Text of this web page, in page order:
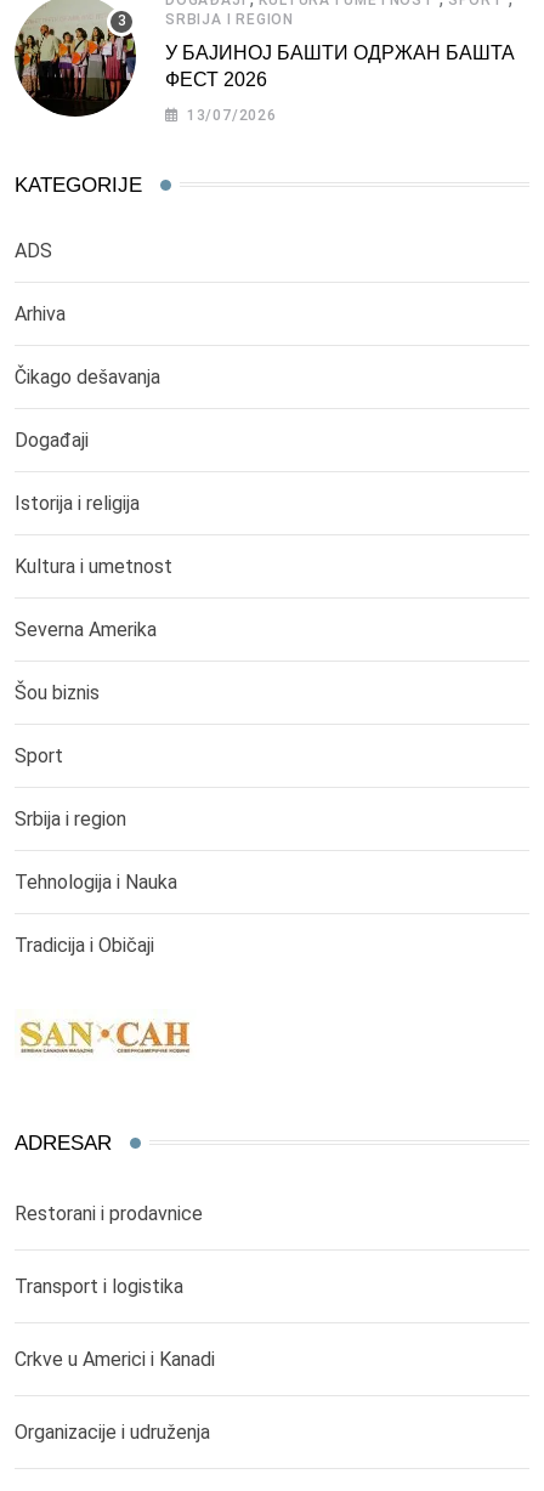
SRBIJA I REGION
У БАЈИНОЈ БАШТИ ОДРЖАН БАШТА
ФЕСТ 2026
13/07/2026
KATEGORIJE
ADS
Arhiva
Čikago dešavanja
Događaji
Istorija i religija
Kultura i umetnost
Severna Amerika
Šou biznis
Sport
Srbija i region
Tehnologija i Nauka
Tradicija i Običaji
ADRESAR
Restorani i prodavnice
Transport i logistika
Crkve u Americi i Kanadi
Organizacije i udruženja